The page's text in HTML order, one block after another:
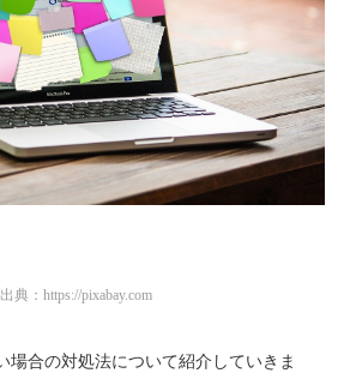
出典： https://pixabay.com
場合の対処法について紹介していきま